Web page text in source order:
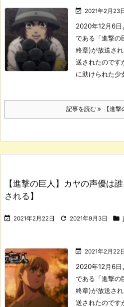
 2021年2月23
2020年12月6日
である「進撃の
終章)が放送され
送されたのです
に助けられた少
記事を読む 【進撃
【進撃の巨人】カヤの声優は
される】
 2021年2月22日  2021年9月3日 
 2021年2月22
2020年12月6日
である「進撃の
終章)が放送され
送されたのです